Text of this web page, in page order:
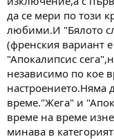
да се мери по този
любими.И "Бялото
(френския вариант
"Апокалипсис
независимо по кое
настроението.Няма
време."Жега" и
време на време
минава в